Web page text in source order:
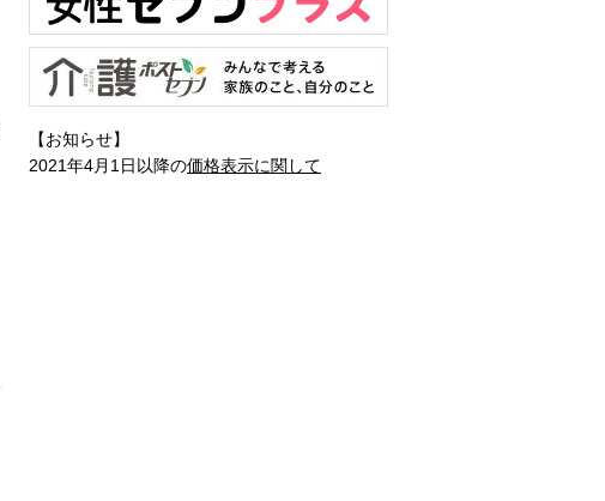
【お知らせ】
2021年4月1日以降の価格表示に関して